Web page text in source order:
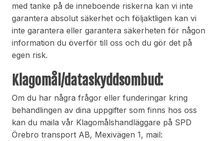
med tanke på de inneboende riskerna kan vi inte
garantera absolut säkerhet och följaktligen kan vi
inte garantera eller garantera säkerheten för någon
information du överför till oss och du gör det på
egen risk.
Klagomål/dataskyddsombud:
Om du har några frågor eller funderingar kring
behandlingen av dina uppgifter som finns hos oss
kan du maila vår Klagomålshandläggare på SPD
Örebro transport AB, Mexivägen 1, mail: